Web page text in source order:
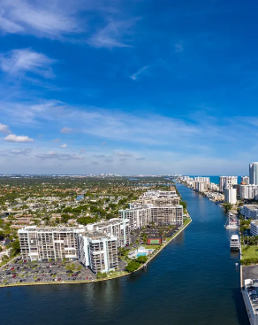
Nur notwendige Cookies
Unvergleichlich lecker
Mit dem Klick auf „geht klar” ermöglichen
personalisierte Werbung und passende
Cookies” werden lediglich technisch
Anpassen Geht klar
Datenschutzerklärung
Cookierichtlinie Impressum
« zurück
Ihre Cookie-Präferenzen verwalten
Wählen Sie, welche Cookies Sie auf
Die Cookierichtlinie finden Siehier.
Notwendig